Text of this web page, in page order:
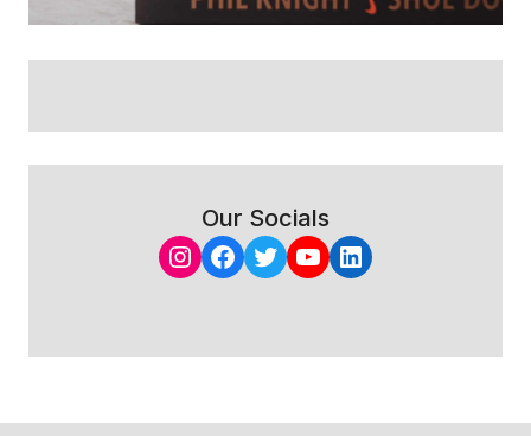
Our Socials
Instagram
Facebook
Twitter
YouTube
LinkedIn